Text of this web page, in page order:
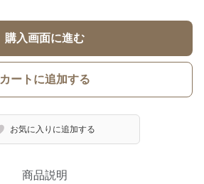
購入画面に進む
カートに追加する
お気に入りに追加する
商品説明